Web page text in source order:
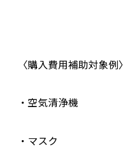
〈購入費用補助対象例〉
・空気清浄機
・マスク